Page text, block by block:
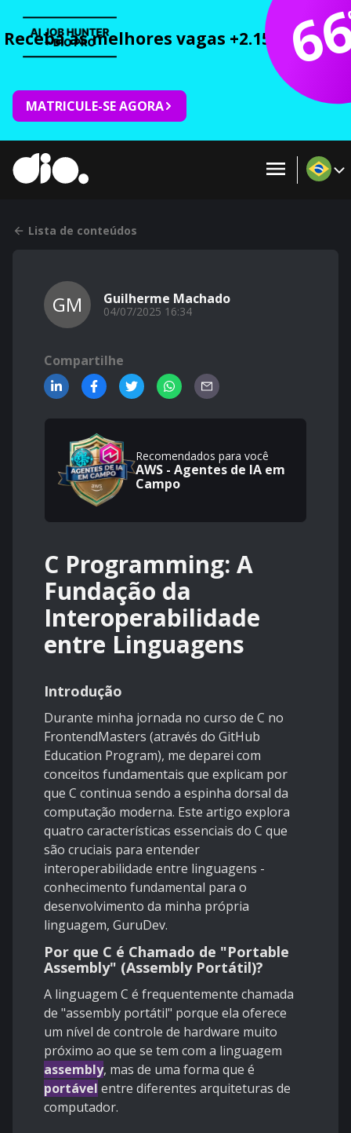
Receba as melhores vagas +2.150 cursos
MATRICULE-SE AGORA
Lista de conteúdos
GM Guilherme Machado
04/07/2025 16:34
Compartilhe
Recomendados para você
AWS - Agentes de IA em
Campo
C Programming: A
Fundação da
Interoperabilidade
entre Linguagens
Introdução
Durante minha jornada no curso de C no
FrontendMasters (através do GitHub
Education Program), me deparei com
conceitos fundamentais que explicam por
que C continua sendo a espinha dorsal da
computação moderna. Este artigo explora
quatro características essenciais do C que
são cruciais para entender
interoperabilidade entre linguagens -
conhecimento fundamental para o
desenvolvimento da minha própria
linguagem, GuruDev.
Por que C é Chamado de "Portable
Assembly" (Assembly Portátil)?
A linguagem C é frequentemente chamada
de "assembly portátil" porque ela oferece
um nível de controle de hardware muito
próximo ao que se tem com a linguagem
assembly, mas de uma forma que é
portável entre diferentes arquiteturas de
computador.